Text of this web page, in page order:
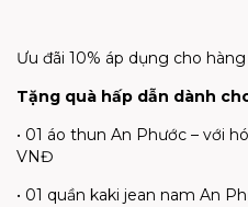
Ưu đãi 10% áp dụng cho
Tặng quà hấp dẫn dành
• 01 áo thun An Phước – với
VNĐ
• 01 quần kaki jean nam An